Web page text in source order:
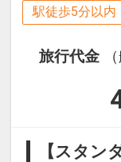
駅徒歩5分以内
旅行代金
【スタン